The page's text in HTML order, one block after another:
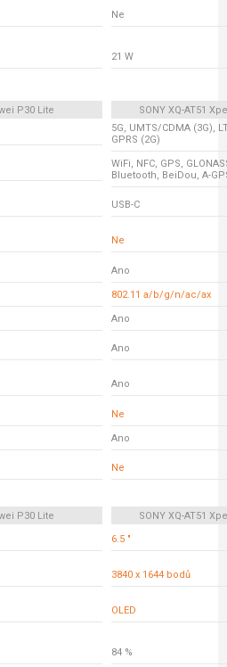
Ne
21 W
P30 Lite
SONY XQ-AT51
5G, UMTS/CDMA (3G),
GPRS (2G)
WiFi, NFC, GPS,
Bluetooth, BeiDou, A-
USB-C
Ne
Ano
802.11 a/b/g/n/ac/ax
Ano
Ano
Ano
Ne
Ano
Ne
P30 Lite
SONY XQ-AT51
6.5 "
3840 x 1644 bodů
OLED
84 %